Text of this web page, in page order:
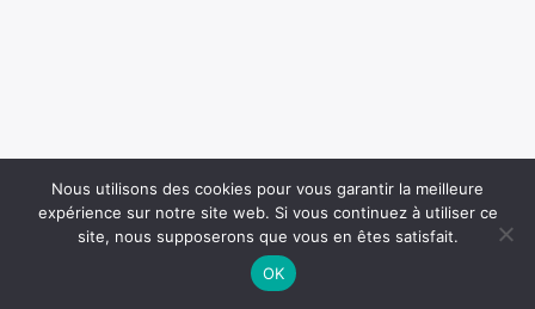
Nous utilisons des cookies pour vous garantir la meilleure
expérience sur notre site web. Si vous continuez à utiliser ce
site, nous supposerons que vous en êtes satisfait.
OK